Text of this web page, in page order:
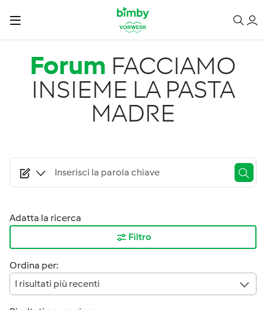
Salta al contenuto principale
Forum FACCIAMO
INSIEME LA PASTA
MADRE
Adatta la ricerca
Filtro
Ordina per:
I risultati più recenti